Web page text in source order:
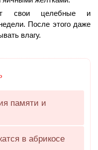
свои целебные и
После этого даже
влагу.
памяти и
в абрикосе